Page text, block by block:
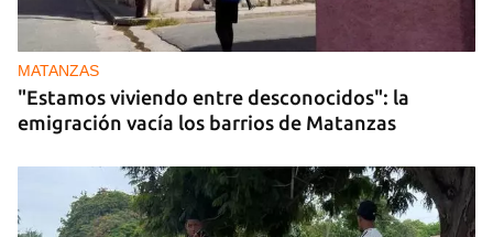
MATANZAS
"Estamos viviendo entre desconocidos": la
emigración vacía los barrios de Matanzas